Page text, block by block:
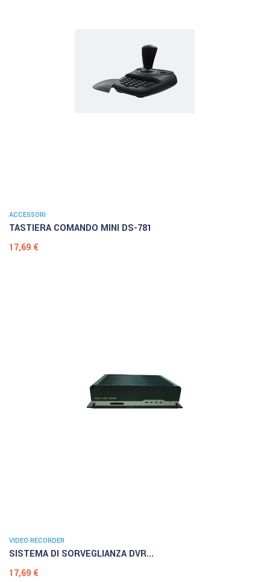
ACCESSORI
TASTIERA COMANDO MINI DS-781
Prezzo
17,69 €
VIDEO RECORDER
SISTEMA DI SORVEGLIANZA DVR...
Prezzo
17,69 €